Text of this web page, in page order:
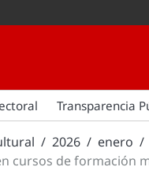
Transparencia
2026 enero
cursos de formación